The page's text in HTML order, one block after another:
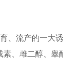
、流产的一大
、雌二醇、睾